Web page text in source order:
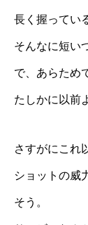
長く握ってい
そんなに短い
で、あらため
たしかに以前
さすがにこれ
ショットの威
そう。